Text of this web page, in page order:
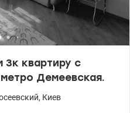
до метро Голосеевская 5-8
3к квартиру с
Демеевская.
, Киев